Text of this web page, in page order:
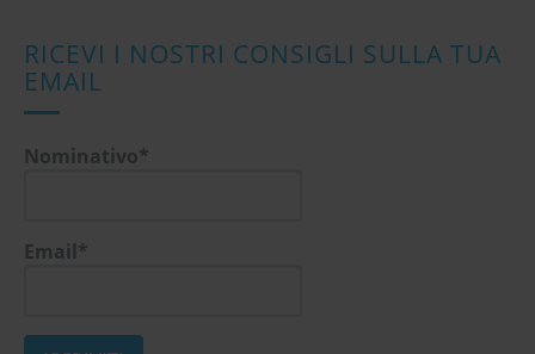
RICEVI I NOSTRI CONSIGLI SULLA TUA
EMAIL
Nominativo*
Email*